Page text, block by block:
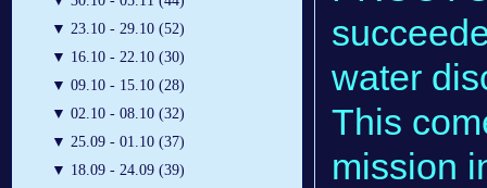
▼ 23.10 - 29.10 (52)
▼ 16.10 - 22.10 (30)
▼ 09.10 - 15.10 (28)
▼ 02.10 - 08.10 (32)
▼ 25.09 - 01.10 (37)
▼ 18.09 - 24.09 (39)
water
This
mission